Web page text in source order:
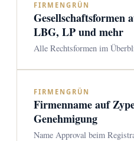
FIRMENGRÜN
Gesellschaftsformen
LBG, LP und mehr
Alle Rechtsformen im
FIRMENGRÜN
Firmenname auf
Genehmigung
Name Approval beim